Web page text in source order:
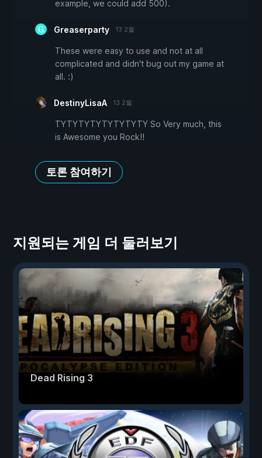
example, we could add 500).
Greaserparty 13 2월
These were easy to use and not at all
complicated and didn't bug out my game at
all. :)
DestinyLisaA 13 2월
TYTYTYTYTYTYTYTY So Very much, this
is Awesome you Rock!!
토론 참여하기
지원되는 게임 더 둘러보기
Dead Rising 3